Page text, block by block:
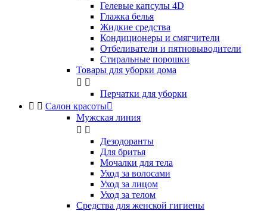
Гелевые капсулы 4D
Глажка белья
Жидкие средства
Кондиционеры и смягчители
Отбеливатели и пятновыводители
Стиральные порошки
Товары для уборки дома
 
Перчатки для уборки
  Салон красоты
Мужская линия
 
Дезодоранты
Для бритья
Мочалки для тела
Уход за волосами
Уход за лицом
Уход за телом
Средства для женской гигиены